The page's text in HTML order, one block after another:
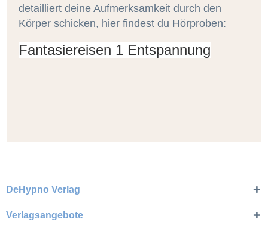
detailliert deine Aufmerksamkeit durch den
Körper schicken, hier findest du Hörproben:
Fantasiereisen 1 Entspannung
DeHypno Verlag
Verlagsangebote